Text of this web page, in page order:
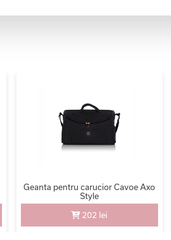
Geanta pentru carucior Cavoe Axo
Style
202 lei